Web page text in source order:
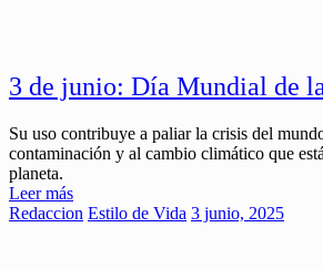
3 de junio: Día Mundial de
Su uso contribuye a paliar la crisis del
contaminación y al cambio climático que
planeta.
Leer más
Redaccion Estilo de Vida 3 junio, 2025